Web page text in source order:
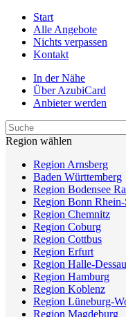
Start
Alle Angebote
Nichts verpassen
Kontakt
In der Nähe
Über AzubiCard
Anbieter werden
Region wählen
Region Arnsberg
Baden Württemberg
Region Bodensee
Region Bonn
Region Chemnitz
Region Coburg
Region Cottbus
Region Erfurt
Region Halle-Dessau
Region Hamburg
Region Koblenz
Region Lüneburg-
Region Magdeburg